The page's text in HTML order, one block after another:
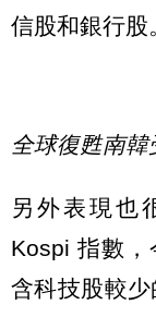
信股和銀行股
全球復甦南韓
另外表現也
Kospi 指數
含科技股較